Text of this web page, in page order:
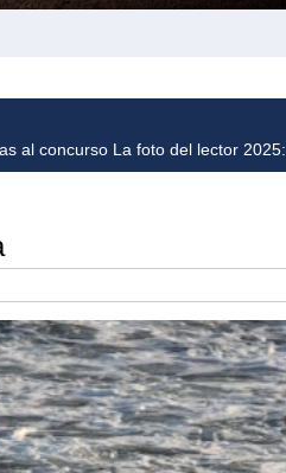
al concurso La foto del lector 2025: